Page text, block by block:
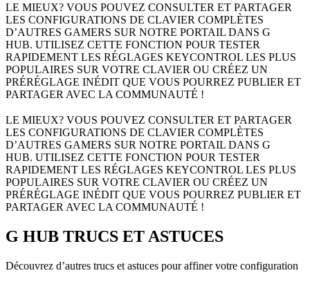
LE MIEUX? VOUS POUVEZ CONSULTER ET PARTAGER
LES CONFIGURATIONS DE CLAVIER COMPLÈTES
D’AUTRES GAMERS SUR NOTRE PORTAIL DANS G
HUB. UTILISEZ CETTE FONCTION POUR TESTER
RAPIDEMENT LES RÉGLAGES KEYCONTROL LES PLUS
POPULAIRES SUR VOTRE CLAVIER OU CRÉEZ UN
PRÉRÉGLAGE INÉDIT QUE VOUS POURREZ PUBLIER ET
PARTAGER AVEC LA COMMUNAUTÉ !
LE MIEUX? VOUS POUVEZ CONSULTER ET PARTAGER
LES CONFIGURATIONS DE CLAVIER COMPLÈTES
D’AUTRES GAMERS SUR NOTRE PORTAIL DANS G
HUB. UTILISEZ CETTE FONCTION POUR TESTER
RAPIDEMENT LES RÉGLAGES KEYCONTROL LES PLUS
POPULAIRES SUR VOTRE CLAVIER OU CRÉEZ UN
PRÉRÉGLAGE INÉDIT QUE VOUS POURREZ PUBLIER ET
PARTAGER AVEC LA COMMUNAUTÉ !
G HUB TRUCS ET ASTUCES
Découvrez d’autres trucs et astuces pour affiner votre configuration